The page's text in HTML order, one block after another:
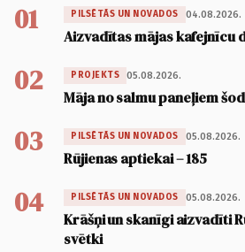
01 PILSĒTĀS UN NOVADOS 04.08.2026.
Aizvadītas mājas kafejnīcu
02 PROJEKTS 05.08.2026.
Māja no salmu paneļiem
03 PILSĒTĀS UN NOVADOS 05.08.2026.
Rūjienas aptiekai – 185
04 PILSĒTĀS UN NOVADOS 05.08.2026.
Krāšņi un skanīgi aizvadīti
svētki